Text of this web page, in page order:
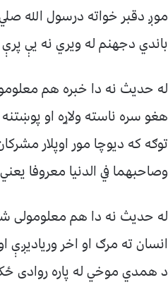
موږ دقبر خواته درسول الله
باندي دجهنم له ویري نه یې
له حدیث نه دا خبره هم
هغو سره ناسته ولاړه او
توګه که دیوچا مور اوپلار
وصاحبهما في الدنیا معروفا
له حدیث نه دا هم معلومولی
انسان ته مرګ او اخر وریادیږې
د همدي موخي له پاره روادی